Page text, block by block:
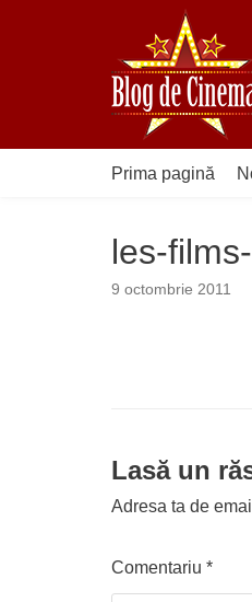
Prima pagină
les-
9 octombrie 2011
Lasă un
Adresa ta de
Comentariu *